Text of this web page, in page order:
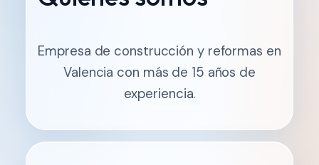
Empresa de construcción y reformas en
Valencia con más de 15 años de
experiencia.